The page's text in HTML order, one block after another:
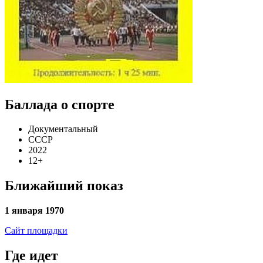
Баллада о спорте
Документальный
СССР
2022
12+
Ближайший показ
1 января 1970
Сайт площадки
Где идет